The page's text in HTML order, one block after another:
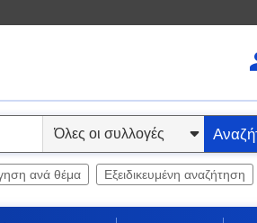
ανά θέμα Εξειδικευμένη αναζήτηση